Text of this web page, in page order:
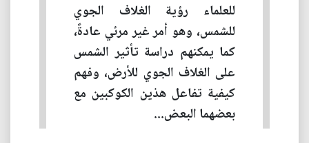
للعلماء رؤية الغلاف الجوي
للشمس، وهو أمر غير مرئي عادةً،
كما يمكنهم دراسة تأثير الشمس
على الغلاف الجوي للأرض، وفهم
كيفية تفاعل هذين الكوكبين مع
بعضهما البعض...